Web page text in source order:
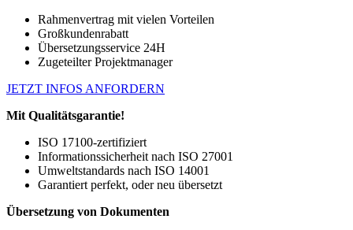
Rahmenvertrag mit vielen Vorteilen
Großkundenrabatt
Übersetzungsservice 24H
Zugeteilter Projektmanager
JETZT INFOS ANFORDERN
Mit Qualitätsgarantie!
ISO 17100-zertifiziert
Informationssicherheit nach ISO 27001
Umweltstandards nach ISO 14001
Garantiert perfekt, oder neu übersetzt
Übersetzung von Dokumenten